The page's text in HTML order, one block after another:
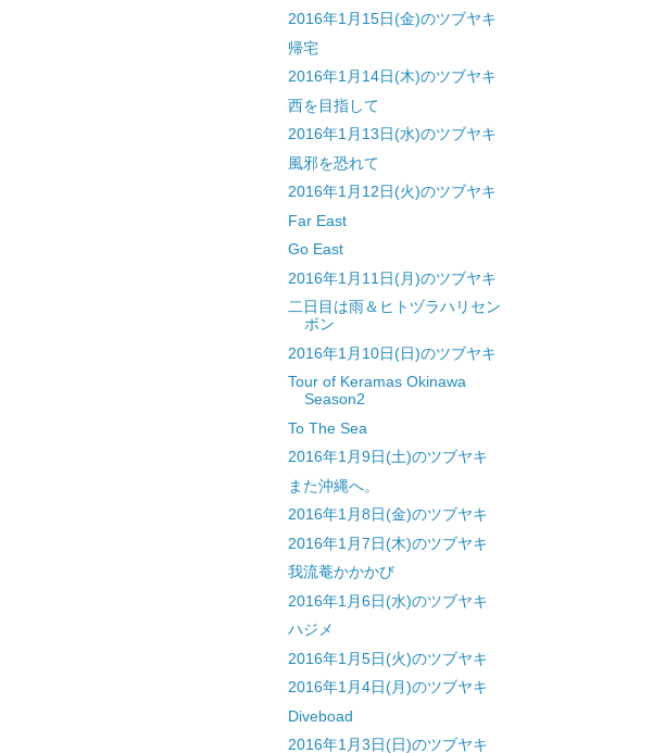
2016年1月15日(金)のツブヤキ
帰宅
2016年1月14日(木)のツブヤキ
西を目指して
2016年1月13日(水)のツブヤキ
風邪を恐れて
2016年1月12日(火)のツブヤキ
Far East
Go East
2016年1月11日(月)のツブヤキ
二日目は雨＆ヒトヅラハリセン
ボン
2016年1月10日(日)のツブヤキ
Tour of Keramas Okinawa
Season2
To The Sea
2016年1月9日(土)のツブヤキ
また沖縄へ。
2016年1月8日(金)のツブヤキ
2016年1月7日(木)のツブヤキ
我流菴かかかび
2016年1月6日(水)のツブヤキ
ハジメ
2016年1月5日(火)のツブヤキ
2016年1月4日(月)のツブヤキ
Diveboad
2016年1月3日(日)のツブヤキ